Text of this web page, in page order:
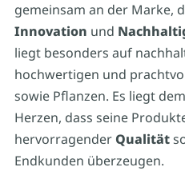
gemeinsam an der Marke,
Innovation und
liegt besonders auf
hochwertigen und
sowie Pflanzen. Es liegt
Herzen, dass seine
hervorragender Qualität
Endkunden überzeugen.